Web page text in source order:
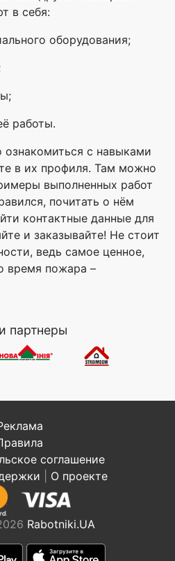
в себя:
оборудования;
работы.
с навыками
в их профиля. Там можно
выполненных работ
почитать о нём
контактные данные для
и заказывайте! Не стоит
ведь самое ценное,
время пожара –
партнеры
соглашение
О проекте
Rabotniki.UA